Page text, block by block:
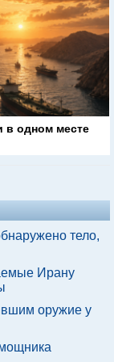
в одном месте
тело,
Ирану
оружие у